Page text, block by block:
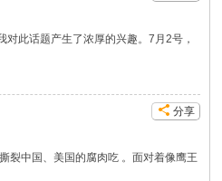
此话题产生了浓厚的兴趣。7月2号，
分享
裂中国、美国的腐肉吃 。面对着像鹰王